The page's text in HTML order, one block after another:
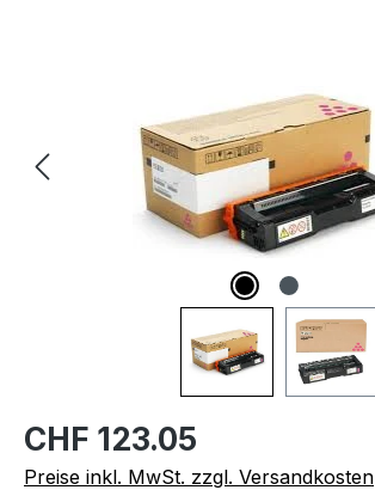
CHF 123.05
Preise inkl. MwSt. zzgl. Versandkosten